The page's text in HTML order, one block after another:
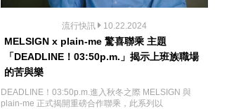
流行快訊 10.22.2024
MELSIGN x plain-me 驚喜聯乘 主題
「DEADLINE！03:50p.m.」揭示上班族職場
的苦與樂
DEADLINE！03:50p.m.進入秋冬之際 MELSIGN 與
plain-me 正式揭開重磅合作聯乘，此系列以